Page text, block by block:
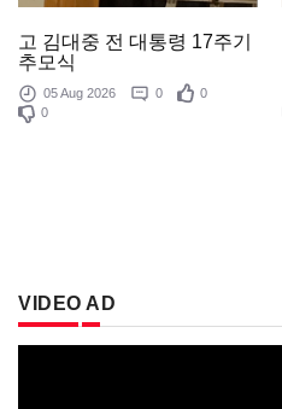
고 김대중 전 대통령 17주기
추모식
05 Aug 2026 0
0
0
VIDEO AD